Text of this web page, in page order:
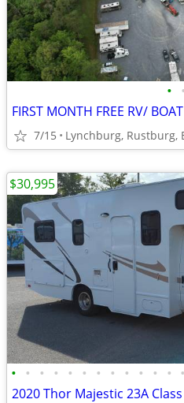
• •
FIRST MONTH FREE RV/
7/15
• • • • • • • • • • • • •
2020 Thor Majestic 23A
$30,995